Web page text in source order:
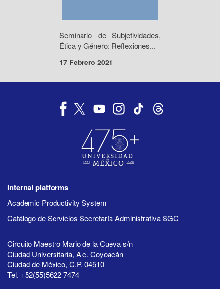
Seminario de Subjetividades,
Ética y Género: Reflexiones...
17 Febrero 2021
Internal platforms
Academic Productivity System
Catálogo de Servicios Secretaría Administrativa SGC
Circuito Maestro Mario de la Cueva s/n
Ciudad Universitaria, Alc. Coyoacán
Ciudad de México, C.P. 04510
Tel. +52(55)5622 7474